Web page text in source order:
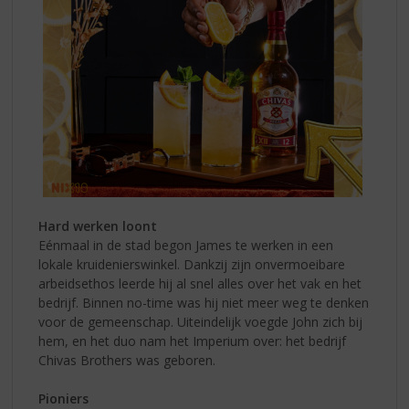
Hard werken loont
Eénmaal in de stad begon James te werken in een
lokale kruidenierswinkel. Dankzij zijn onvermoeibare
arbeidsethos leerde hij al snel alles over het vak en het
bedrijf. Binnen no-time was hij niet meer weg te denken
voor de gemeenschap. Uiteindelijk voegde John zich bij
hem, en het duo nam het Imperium over: het bedrijf
Chivas Brothers was geboren.
Pioniers